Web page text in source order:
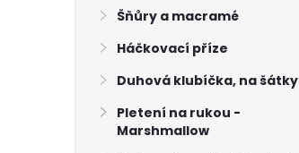
Šňůry a macramé
Háčkovací příze
Duhová klubíčka, na šátky
Pletení na rukou -
Marshmallow